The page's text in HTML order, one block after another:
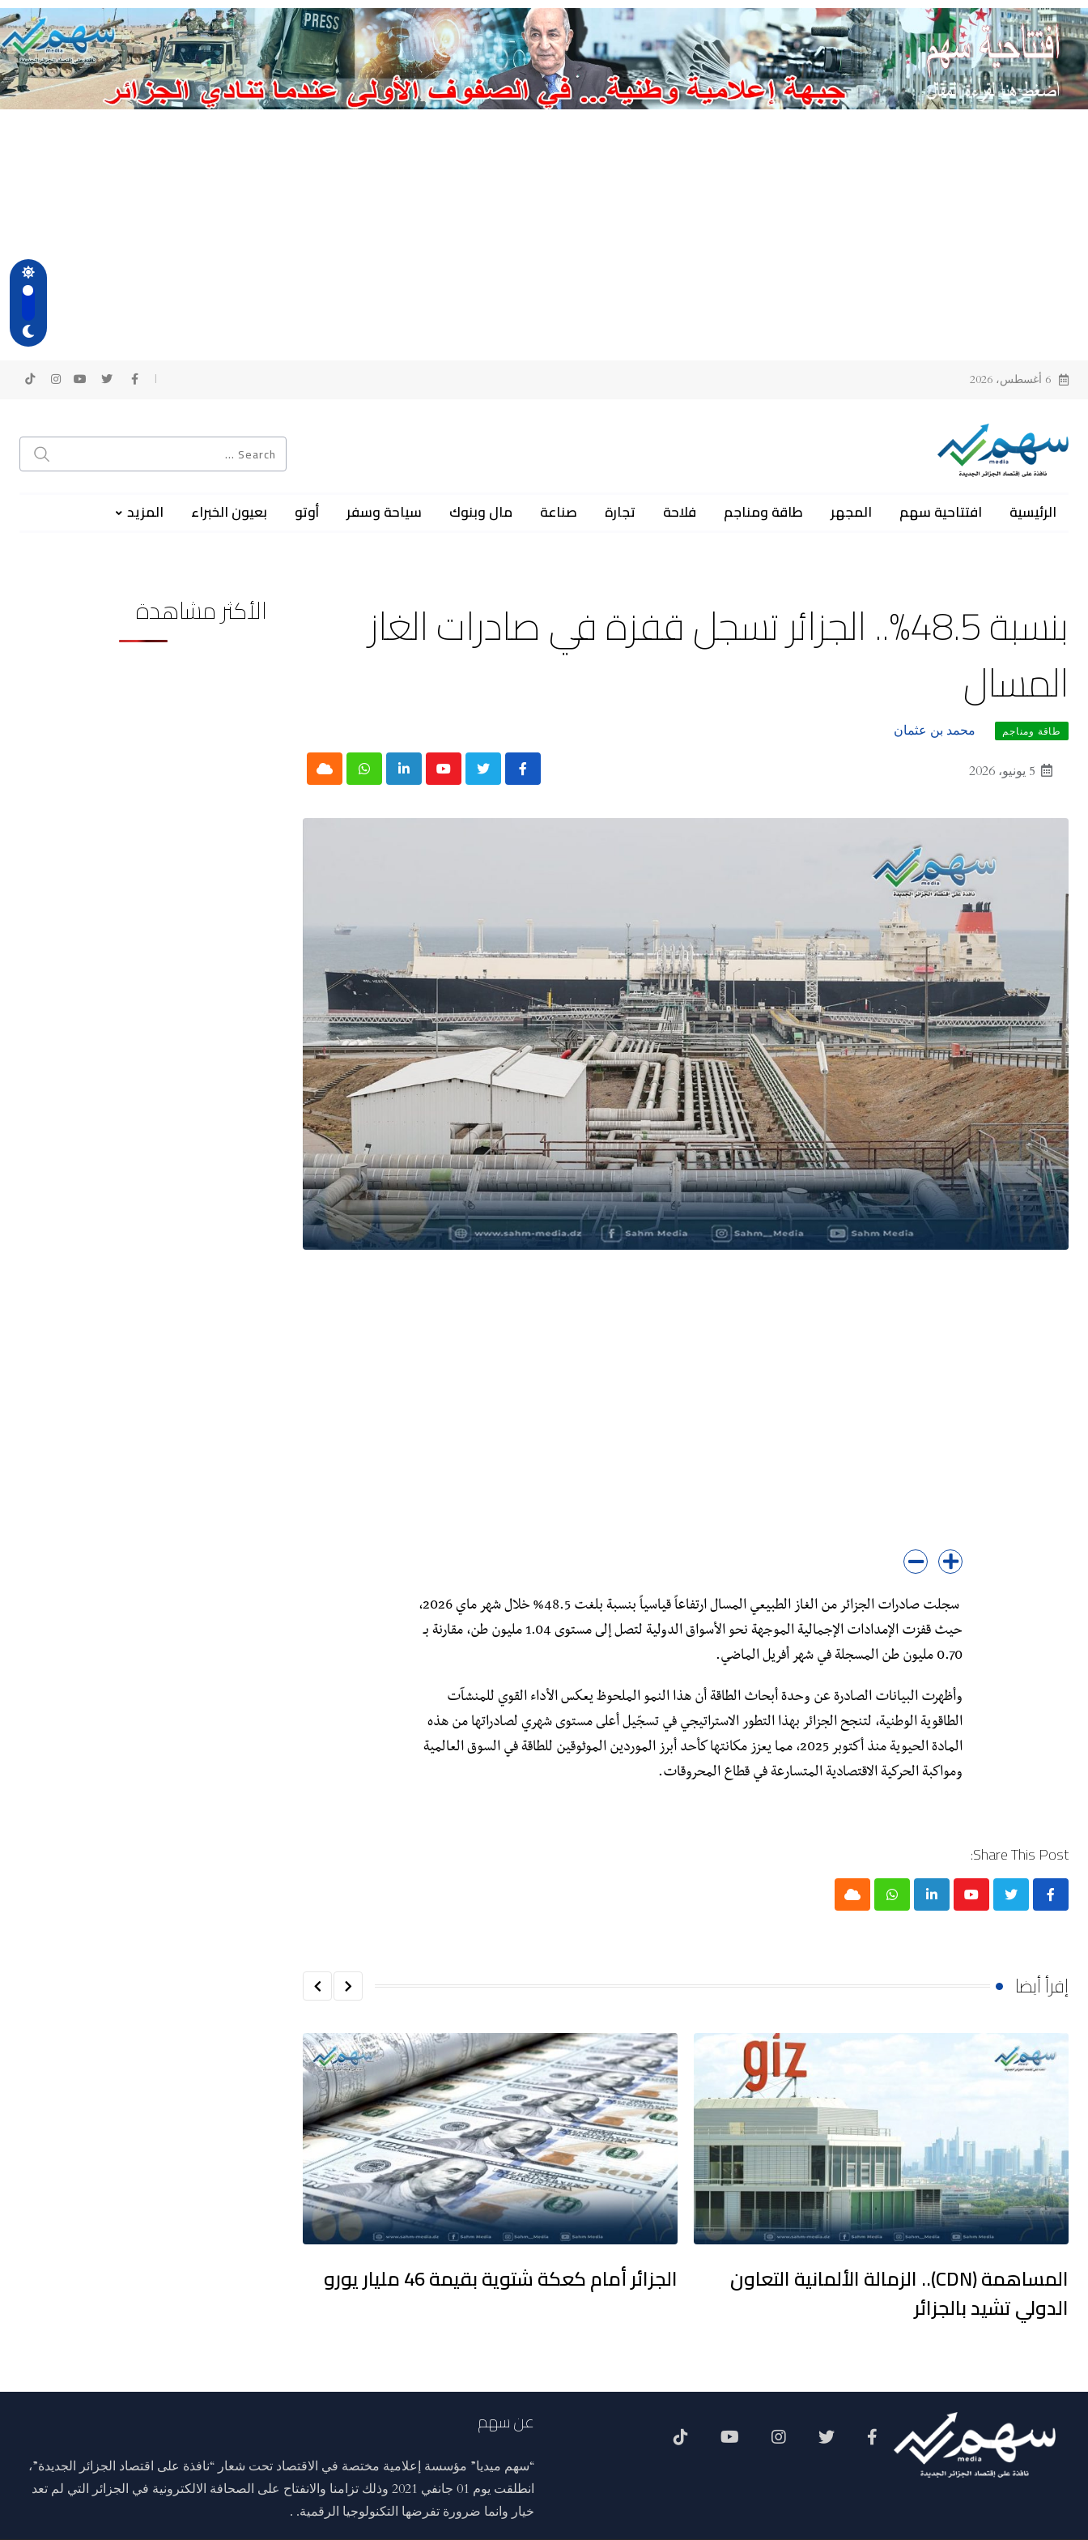
Skip
to
content
6 أغسطس، 2026
الرئيسية افتتاحية سهم المجهر طاقة ومناجم فلاحة تجارة صناعة مال وبنوك سياحة وسفر أوتو بعيون الخبراء المزيد
بنسبة 48.5%.. الجزائر تسجل قفزة في صادرات الغاز
المسال
طاقة ومناجم محمد بن عثمان
5 يونيو، 2026 Youtube
LinkedIn
Whatsapp
Cloud
​ سجلت صادرات الجزائر من الغاز الطبيعي المسال ارتفاعاً قياسياً بنسبة بلغت 48.5% خلال شهر ماي 2026،
حيث قفزت الإمدادات الإجمالية الموجهة نحو الأسواق الدولية لتصل إلى مستوى 1.04 مليون طن، مقارنة بـ
0.70 مليون طن المسجلة في شهر أفريل الماضي.
​وأظهرت البيانات الصادرة عن وحدة أبحاث الطاقة أن هذا النمو الملحوظ يعكس الأداء القوي للمنشآت
الطاقوية الوطنية، لتنجح الجزائر بهذا التطور الاستراتيجي في تسجّيل أعلى مستوى شهري لصادراتها من هذه
المادة الحيوية منذ أكتوبر 2025، مما يعزز مكانتها كأحد أبرز الموردين الموثوقين للطاقة في السوق العالمية
ومواكبة الحركية الاقتصادية المتسارعة في قطاع المحروقات.
Share This Post:
Youtube
LinkedIn
Whatsapp
Cloud
إقرأ أيضا
المساهمة (CDN).. الزمالة الألمانية التعاون
الدولي تشيد بالجزائر
الجزائر أمام كعكة شتوية بقيمة 46 مليار يورو
الأكثر مشاهدة
Social Menu
عن سهم
“سهم ميديا” مؤسسة إعلامية مختصة في الاقتصاد تحت شعار “نافذة على اقتصاد الجزائر الجديدة”،
انطلقت يوم 01 جانفي 2021 وذلك تزامنا والانفتاح على الصحافة الالكترونية في الجزائر التي لم تعد
خيار وانما ضرورة تفرضها التكنولوجيا الرقمية. .